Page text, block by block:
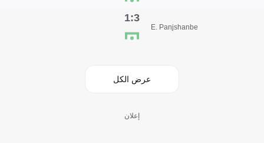
E. Panjshanbe
3:1
عرض الكل
إعلان